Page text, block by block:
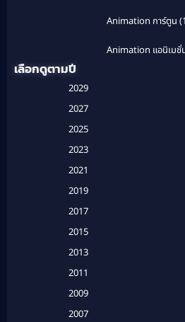
Animation การ์ตูน
Animation แอนิเมชั่
Based on a True Story สร้างจ
Based on a True Story เรื่อ
เลือกดูตามปี
2029
2027
2025
2023
2021
2019
2017
2015
2013
2011
2009
2007